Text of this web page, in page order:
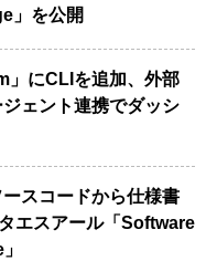
」を公開
」にCLIを追加、外部
ェント連携でダッシ
スコードから仕様書
エスアール「Software